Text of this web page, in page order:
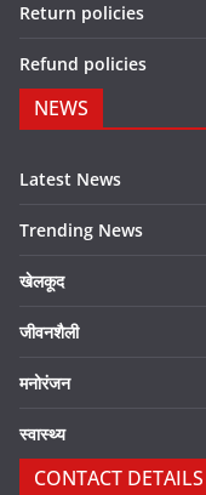
Return policies
Refund policies
NEWS
Latest News
Trending News
खेलकूद
जीवनशैली
मनोरंजन
स्वास्थ्य
CONTACT DETAILS